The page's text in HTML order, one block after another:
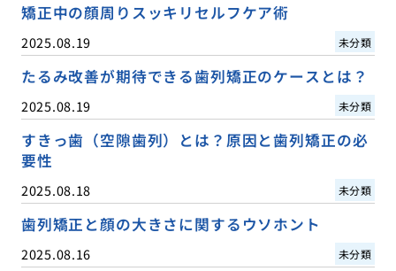
矯正中の顔周りスッキリセルフケア術
2025.08.19 未分類
たるみ改善が期待できる歯列矯正のケースとは？
2025.08.19 未分類
すきっ歯（空隙歯列）とは？原因と歯列矯正の必
要性
2025.08.18 未分類
歯列矯正と顔の大きさに関するウソホント
2025.08.16 未分類